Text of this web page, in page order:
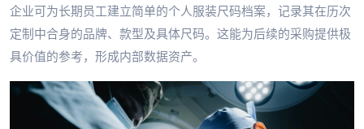
企业可为长期员工建立简单的个人服装尺码档案，记录其在历次
定制中合身的品牌、款型及具体尺码。这能为后续的采购提供极
具价值的参考，形成内部数据资产。